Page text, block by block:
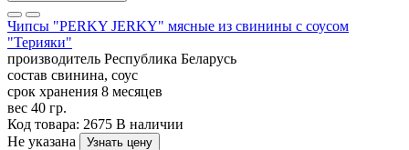
Чипсы "PERKY JERKY" мясные из свинины с соусом
"Терияки"
производитель Республика Беларусь
состав свинина, соус
срок хранения 8 месяцев
вес 40 гр.
Код товара: 2675 В наличии
Не указана
Узнать цену